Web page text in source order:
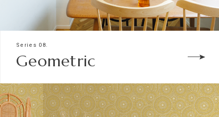
Series 08.
Geometric